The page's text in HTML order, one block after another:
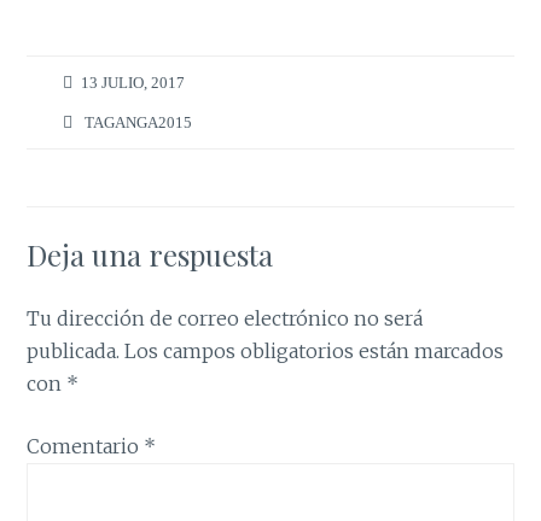
13 JULIO, 2017
TAGANGA2015
Deja una respuesta
Tu dirección de correo electrónico no será
publicada. Los campos obligatorios están marcados
con *
Comentario *